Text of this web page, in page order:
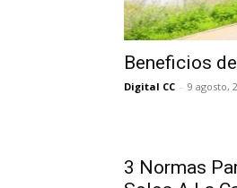
Beneficios
Digital CC - 9 agosto,
3 Normas